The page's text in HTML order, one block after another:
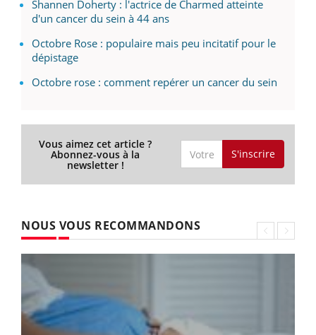
Shannen Doherty : l'actrice de Charmed atteinte
d'un cancer du sein à 44 ans
Octobre Rose : populaire mais peu incitatif pour le
dépistage
Octobre rose : comment repérer un cancer du sein
Vous aimez cet article ?
Abonnez-vous à la
newsletter !
S'inscrire
NOUS VOUS RECOMMANDONS